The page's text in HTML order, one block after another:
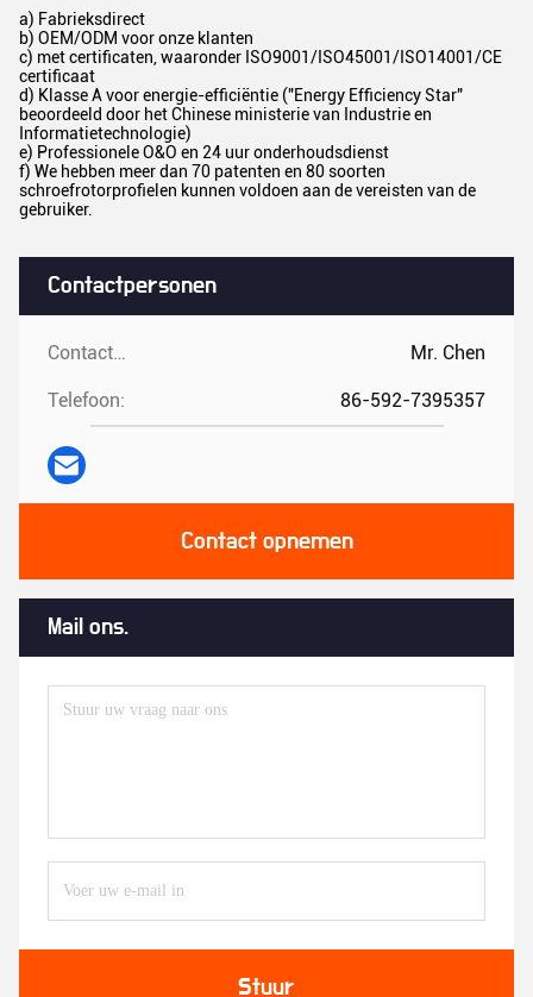
Contactpersonen
Contactpersonen: Mr. Chen
Telefoon: 86-592-7395357
Contact opnemen
Mail ons.
Stuur
a) Fabrieksdirect
b) OEM/ODM voor onze klanten
c) met certificaten, waaronder ISO9001/ISO45001/ISO14001/CE
certificaat
d) Klasse A voor energie-efficiëntie ("Energy Efficiency Star"
beoordeeld door het Chinese ministerie van Industrie en
Informatietechnologie)
e) Professionele O&O en 24 uur onderhoudsdienst
f) We hebben meer dan 70 patenten en 80 soorten
schroefrotorprofielen kunnen voldoen aan de vereisten van de
gebruiker.